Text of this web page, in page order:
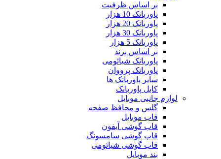
بر اساس ظرفیت
پاوربانک 10 هزار
پاوربانک 20 هزار
پاوربانک 30 هزار
پاوربانک 5 هزار
بر اساس برند
پاوربانک شیائومی
پاوربانک پرووان
سایر پاوربانک ها
کابل پاوربانک
لوازم جانبی موبایل
گلس و محافظ صفحه
قاب موبایل
قاب گوشی آیفون
قاب گوشی سامسونگ
قاب گوشی شیائومی
بند موبایل